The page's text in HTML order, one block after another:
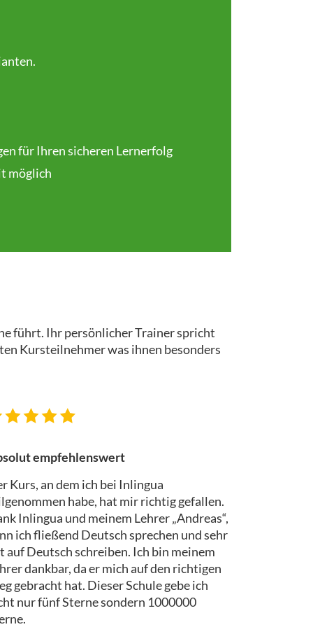
für Ihren sicheren Lernerfolg
möglich
führt. Ihr persönlicher Trainer spricht
Kursteilnehmer was ihnen besonders
empfehlenswert
Kurs, an dem ich bei Inlingua
habe, hat mir richtig gefallen.
Inlingua und meinem Lehrer „Andreas“,
ich fließend Deutsch sprechen und sehr
auf Deutsch schreiben. Ich bin meinem
dankbar, da er mich auf den richtigen
gebracht hat. Dieser Schule gebe ich
nur fünf Sterne sondern 1000000